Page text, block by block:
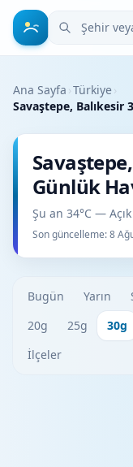
Şehir veya ilçe
Ana Sayfa ›Türkiye›
Savaştepe, Balıkesir
Günlük
Şu an 34°C — Açık
Son güncelleme:8
Bugün Yarın
20g
25g 30g
İlçeler